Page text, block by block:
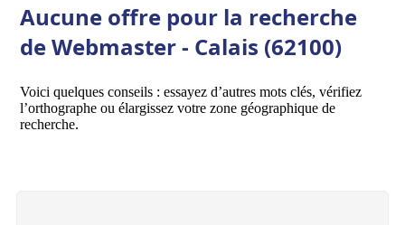
Aucune offre pour la recherche
de Webmaster - Calais (62100)
Voici quelques conseils : essayez d’autres mots clés, vérifiez
l’orthographe ou élargissez votre zone géographique de
recherche.